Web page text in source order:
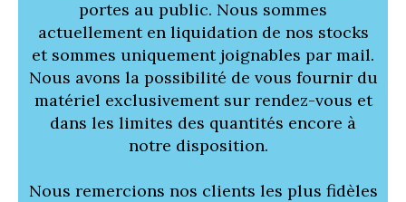
portes au public. Nous sommes
actuellement en liquidation de nos stocks
et sommes uniquement joignables par mail.
Nous avons la possibilité de vous fournir du
matériel exclusivement sur rendez-vous et
dans les limites des quantités encore à
notre disposition.
Nous remercions nos clients les plus fidèles